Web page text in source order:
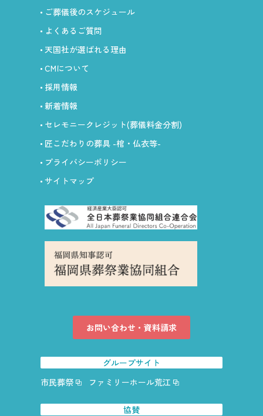
ご葬儀後のスケジュール
よくあるご質問
天国社が選ばれる理由
CMについて
採用情報
新着情報
セレモニークレジット(葬儀料金分割)
匠こだわりの葬具 -棺・仏衣等-
プライバシーポリシー
サイトマップ
お問い合わせ・資料請求
グループサイト
市民葬祭
ファミリーホール荒江
協賛